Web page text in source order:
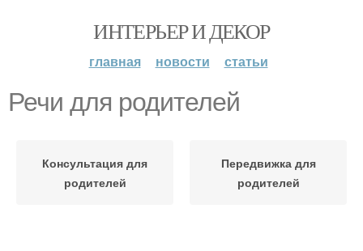
ИНТЕРЬЕР И ДЕКОР
главная новости статьи
Речи для родителей
Консультация для
родителей
Передвижка для
родителей